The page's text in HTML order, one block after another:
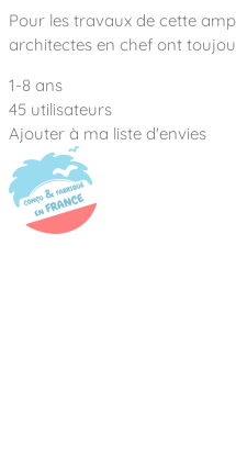
Nos fonctions
Nos sols
Catalogues
Pour les travaux de cette
architectes en chef ont
1-8 ans
45 utilisateurs
Ajouter à ma liste d'envies